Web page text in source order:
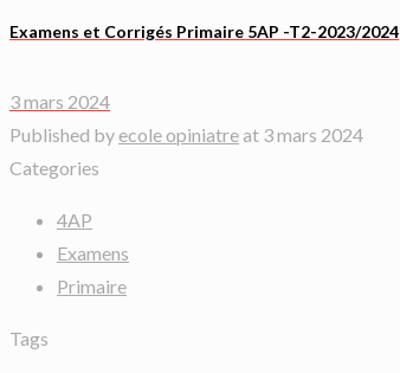
Examens et Corrigés Primaire 5AP -T2-2023/2024
3 mars 2024
Published by ecole opiniatreat 3 mars 2024
Categories
4AP
Examens
Primaire
Tags